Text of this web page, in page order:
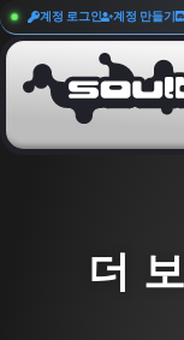
계정 로그인 계정 만들기
더